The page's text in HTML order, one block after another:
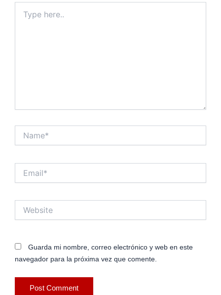
here..
Guarda mi nombre, correo electrónico y web en este
navegador para la próxima vez que comente.